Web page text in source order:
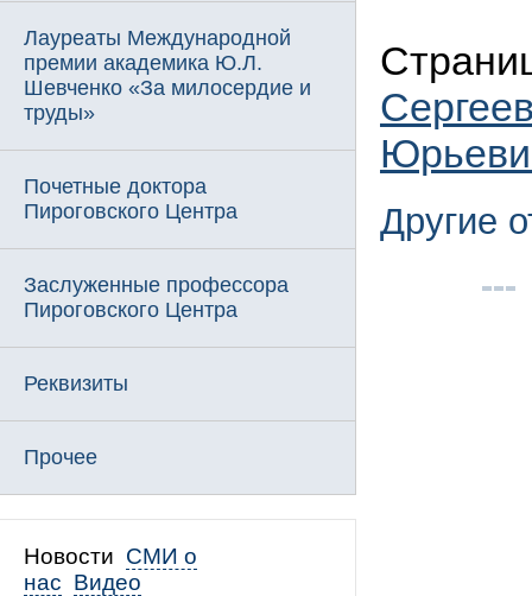
Лауреаты Международной
премии академика Ю.Л.
Шевченко «За милосердие и
труды»
Почетные доктора
Пироговского Центра
Заслуженные профессора
Пироговского Центра
Реквизиты
Прочее
Новости СМИ о
нас Видео
Другие